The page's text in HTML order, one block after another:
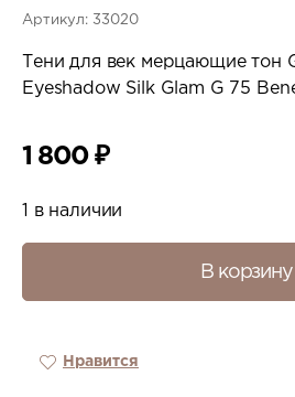
Артикул: 33020
Тени для век мерцающие тон
Eyeshadow Silk Glam G 75
1 800₽
1 в наличии
В корзину
Нравится